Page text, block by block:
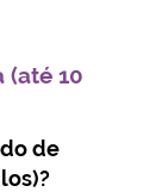
(até 10
de